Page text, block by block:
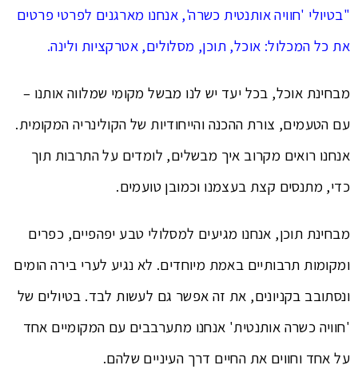
"בטיולי 'חוויה אותנטית כשרה', אנחנו מארגנים לפרטי פרטים
את כל המכלול: אוכל, תוכן, מסלולים, אטרקציות ולינה.
מבחינת אוכל, בכל יעד יש לנו מבשל מקומי שמלווה אותנו –
עם הטעמים, צורת ההכנה והייחודיות של הקולינריה המקומית.
אנחנו רואים מקרוב איך מבשלים, לומדים על התרבות תוך
כדי, מתנסים קצת בעצמנו וכמובן טועמים.
מבחינת תוכן, אנחנו מגיעים למסלולי טבע יפהפיים, כפרים
ומקומות תרבותיים באמת מיוחדים. לא נגיע לערי בירה הומים
ונסתובב בקניונים, את זה אפשר גם לעשות לבד. בטיולים של
'חוויה כשרה אותנטית' אנחנו מתערבבים עם המקומיים אחד
על אחד וחווים את החיים דרך העיניים שלהם.